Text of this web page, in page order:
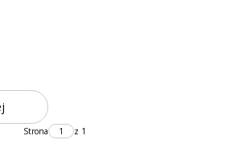
Strona z 1